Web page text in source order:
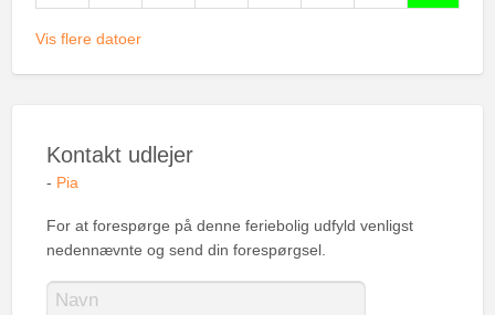
Vis flere datoer
Kontakt udlejer
- Pia
For at forespørge på denne feriebolig udfyld venligst
nedennævnte og send din forespørgsel.